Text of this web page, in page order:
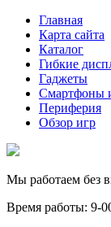
Главная
Карта сайта
Каталог
Гибкие
Гаджеты
Смартфоны
Периферия
Обзор игр
Мы работаем без
Время работы: 9-